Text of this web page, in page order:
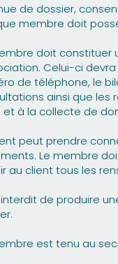
de dossier,
membre doit
doit constituer
Celui-ci
de téléphone, le
ainsi que les
et à la collecte de
peut prendre
Le membre
au client tous les
de produire
est tenu au